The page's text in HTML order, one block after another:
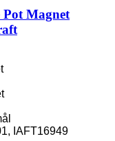
Magnet
IAFT16949